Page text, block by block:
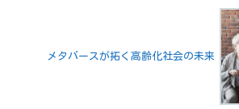
メタバースが拓く高齢化社会の未来